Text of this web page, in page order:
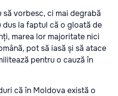
să vorbesc, ci mai degrabă
la faptul că o gloată de
marea lor majoritate nici
pot să iasă și să atace
pentru o cauză în
că în Moldova există o